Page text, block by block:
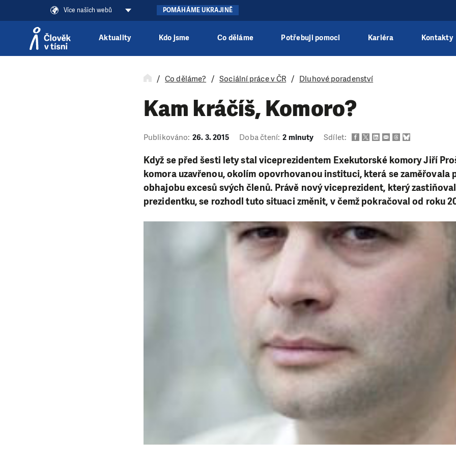
Více našich webů POMÁHÁME UKRAJINĚ
Aktuality Kdo jsme Co děláme Potřebuji pomoci Kariéra Kontakty
Co děláme? Sociální práce v ČR Dluhové poradenství
Kam kráčíš, Komoro?
Publikováno: 26. 3. 2015 Doba čtení: 2 minuty Sdílet:
Když se před šesti lety stal viceprezidentem Exekutorské komory Jiří
komora uzavřenou, okolím opovrhovanou instituci, která se zaměřovala
obhajobu excesů svých členů. Právě nový viceprezident, který
prezidentku, se rozhodl tuto situaci změnit, v čemž pokračoval od roku